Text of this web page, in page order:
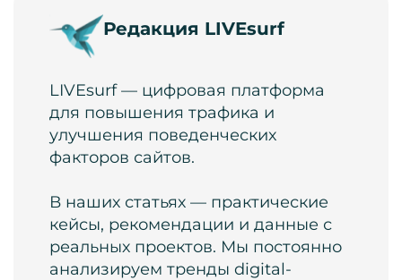
Редакция LIVEsurf
LIVEsurf — цифровая платформа
для повышения трафика и
улучшения поведенческих
факторов сайтов.
В наших статьях — практические
кейсы, рекомендации и данные с
реальных проектов. Мы постоянно
анализируем тренды digital-